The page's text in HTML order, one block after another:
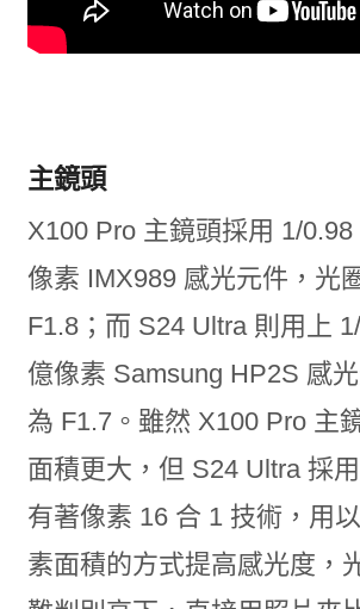
主鏡頭
X100 Pro 主鏡頭採用 1/
像素 IMX989 感光元件，光
F1.8；而 S24 Ultra 則用上
億像素 Samsung HP2S 感
為 F1.7。雖然 X100 Pro 主
面積更大，但 S24 Ultra 採
有著像素 16 合 1 技術，用
素面積的方式提高感光度，